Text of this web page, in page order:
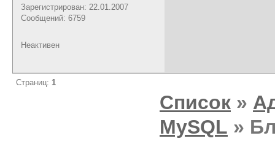
Зарегистрирован: 22.01.2007
Сообщений: 6759
Неактивен
Страниц: 1
Список »
MySQL »